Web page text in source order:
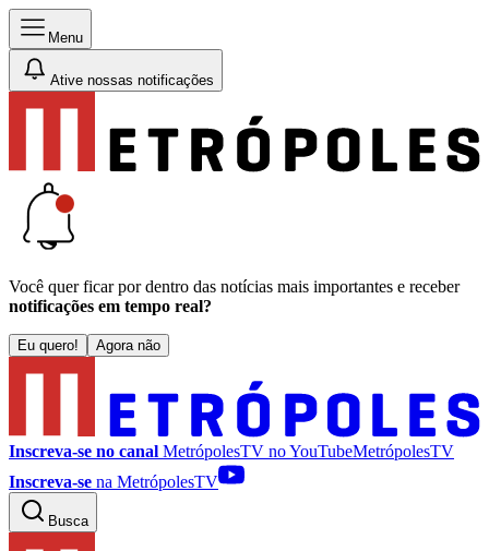
Menu
Ative nossas notificações
Você quer ficar por dentro das notícias mais importantes e receber
notificações em tempo real?
Eu quero! Agora não
Inscreva-se no canal MetrópolesTV noYouTubeMetrópolesTV
Inscreva-se na MetrópolesTV
Busca